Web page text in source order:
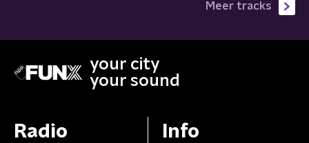
Meer tracks
your city
your sound
Radio Info